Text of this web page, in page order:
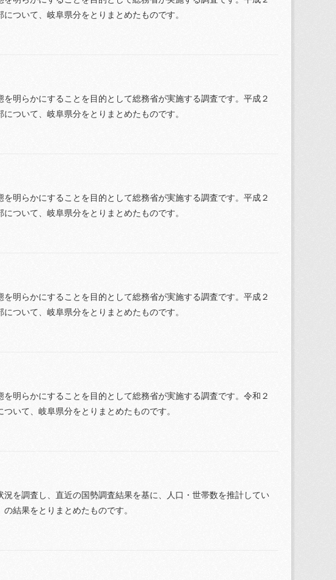
ついて、岐阜県分をとりまとめたものです。
明らかにすることを目的として総務省が実施する調査です。平成２
ついて、岐阜県分をとりまとめたものです。
明らかにすることを目的として総務省が実施する調査です。平成２
ついて、岐阜県分をとりまとめたものです。
明らかにすることを目的として総務省が実施する調査です。平成２
ついて、岐阜県分をとりまとめたものです。
明らかにすることを目的として総務省が実施する調査です。令和２
いて、岐阜県分をとりまとめたものです。
を調査し、直近の国勢調査結果を基に、人口・世帯数を推計してい
結果をとりまとめたものです。